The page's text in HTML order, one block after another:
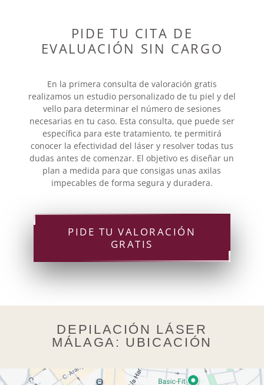
PIDE TU CITA DE
EVALUACIÓN SIN CARGO
En la primera consulta de valoración gratis
realizamos un estudio personalizado de tu piel y del
vello para determinar el número de sesiones
necesarias en tu caso. Esta consulta, que puede ser
específica para este tratamiento, te permitirá
conocer la efectividad del láser y resolver todas tus
dudas antes de comenzar. El objetivo es diseñar un
plan a medida para que consigas unas axilas
impecables de forma segura y duradera.
PIDE TU VALORACIÓN
GRATIS
DEPILACIÓN LÁSER
MÁLAGA: UBICACIÓN